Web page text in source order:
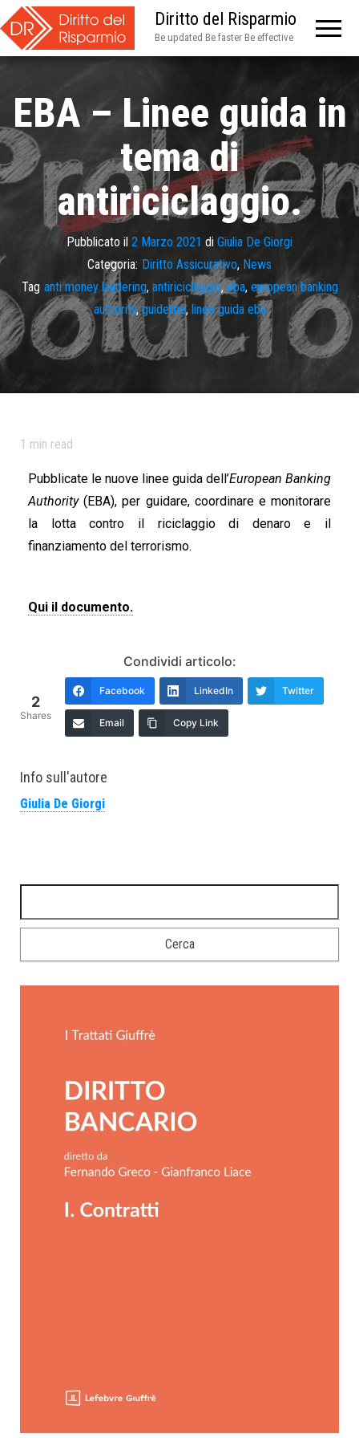
Diritto del Risparmio
Be updated Be faster Be effective
EBA – Linee guida in
tema di
antiriciclaggio.
Pubblicato il 2 Marzo 2021 di Giulia De Giorgi
Categoria: Diritto Assicurativo, News
Tag anti money laudering, antiriciclaggio,eba, european banking
authority,guideline, linee guida eba
1 min read
Pubblicate le nuove linee guida dell’European Banking
Authority(EBA), per guidare, coordinare e monitorare
la lotta contro il riciclaggio di denaro e il
finanziamento del terrorismo.
Qui il documento.
Condividi articolo:
2
Shares
Facebook LinkedIn Twitter
Email Copy Link
Info sull'autore
Giulia De Giorgi